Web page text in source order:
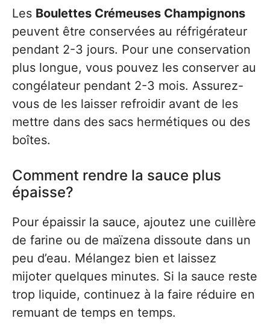
Les Boulettes Crémeuses Champignons
peuvent être conservées au réfrigérateur
pendant 2-3 jours. Pour une conservation
plus longue, vous pouvez les conserver au
congélateur pendant 2-3 mois. Assurez-
vous de les laisser refroidir avant de les
mettre dans des sacs hermétiques ou des
boîtes.
Comment rendre la sauce plus
épaisse?
Pour épaissir la sauce, ajoutez une cuillère
de farine ou de maïzena dissoute dans un
peu d’eau. Mélangez bien et laissez
mijoter quelques minutes. Si la sauce reste
trop liquide, continuez à la faire réduire en
remuant de temps en temps.